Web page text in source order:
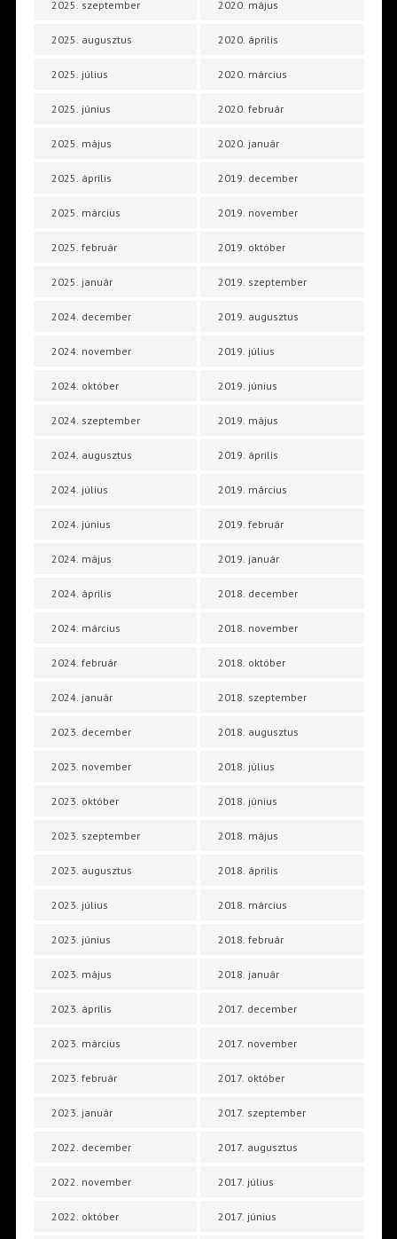
2025. szeptember
2025. augusztus
2025. július
2025. június
2025. május
2025. április
2025. március
2025. február
2025. január
2024. december
2024. november
2024. október
2024. szeptember
2024. augusztus
2024. július
2024. június
2024. május
2024. április
2024. március
2024. február
2024. január
2023. december
2023. november
2023. október
2023. szeptember
2023. augusztus
2023. július
2023. június
2023. május
2023. április
2023. március
2023. február
2023. január
2022. december
2022. november
2022. október
2020. május
2020. április
2020. március
2020. február
2020. január
2019. december
2019. november
2019. október
2019. szeptember
2019. augusztus
2019. július
2019. június
2019. május
2019. április
2019. március
2019. február
2019. január
2018. december
2018. november
2018. október
2018. szeptember
2018. augusztus
2018. július
2018. június
2018. május
2018. április
2018. március
2018. február
2018. január
2017. december
2017. november
2017. október
2017. szeptember
2017. augusztus
2017. július
2017. június